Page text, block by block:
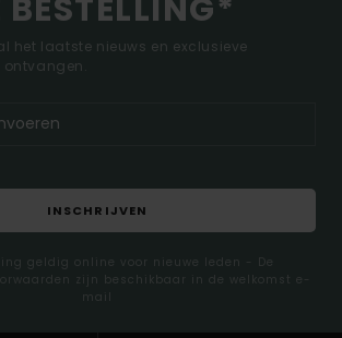
BESTELLING*
het laatste nieuws en exclusieve
INSCHRIJVEN
geldig online voor nieuwe leden - De
zijn beschikbaar in de welkomst e-
mail